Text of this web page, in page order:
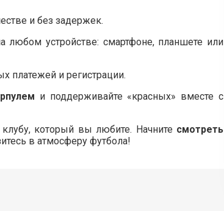
и без задержек.
любом устройстве: смартфоне, планшете или
платежей и регистрации.
и поддерживайте «красных» вместе с
который вы любите. Начните смотреть
в атмосферу футбола!